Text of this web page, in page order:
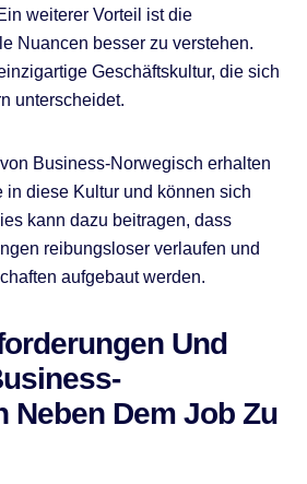
weiterer Vorteil ist die
Nuancen besser zu verstehen.
Geschäftskultur, die sich
unterscheidet.
Business-Norwegisch erhalten
in diese Kultur und können sich
kann dazu beitragen, dass
reibungsloser verlaufen und
aufgebaut werden.
Und
Neben Dem Job Zu